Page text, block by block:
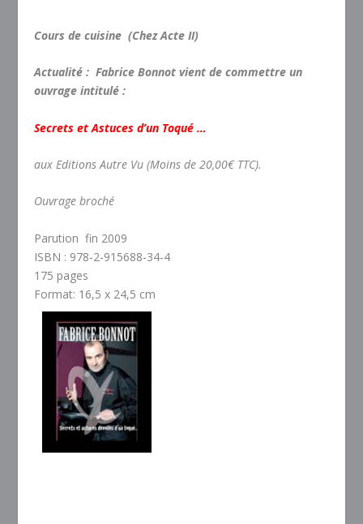
Cours de cuisine (Chez Acte II)
Actualité : Fabrice Bonnot vient de commettre un
ouvrage intitulé :
Secrets et Astuces d’un Toqué …
aux Editions Autre Vu (Moins de 20,00€ TTC).
Ouvrage broché
Parution fin 2009
ISBN : 978-2-915688-34-4
175 pages
Format: 16,5 x 24,5 cm